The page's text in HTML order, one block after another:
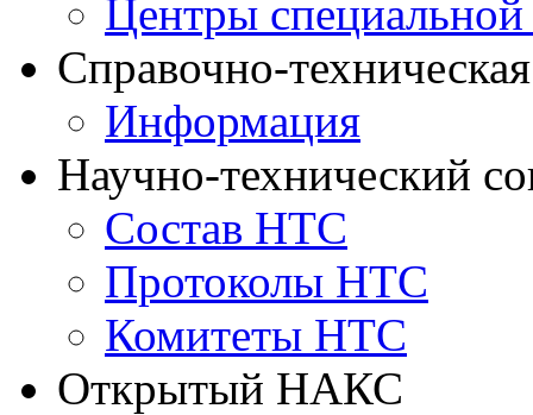
Центры
Справочно-
Информация
Научно-технический
Состав НТС
Протоколы НТС
Комитеты НТС
Открытый НАКС